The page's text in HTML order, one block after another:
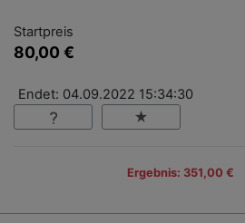
Startpreis
80,00 €
Endet: 04.09.2022 15:34:30
Ergebnis: 351,00 €